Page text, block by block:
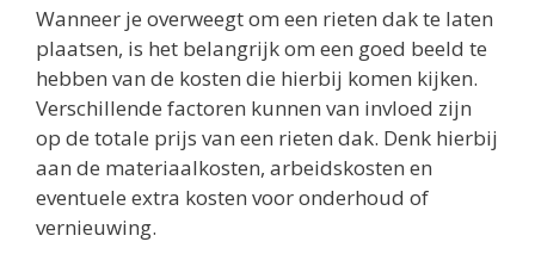
Wanneer je overweegt om een rieten dak te laten
plaatsen, is het belangrijk om een goed beeld te
hebben van de kosten die hierbij komen kijken.
Verschillende factoren kunnen van invloed zijn
op de totale prijs van een rieten dak. Denk hierbij
aan de materiaalkosten, arbeidskosten en
eventuele extra kosten voor onderhoud of
vernieuwing.